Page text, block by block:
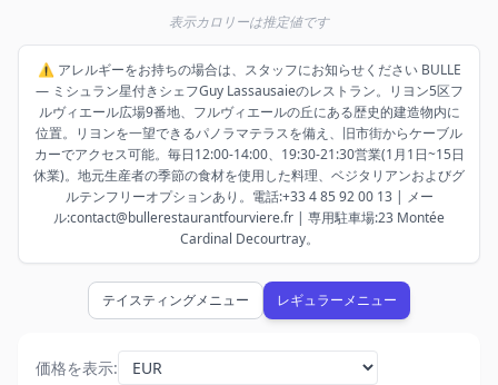
表示カロリーは推定値です
⚠️ アレルギーをお持ちの場合は、スタッフにお知らせください BULLE
— ミシュラン星付きシェフGuy Lassausaieのレストラン。リヨン5区フ
ルヴィエール広場9番地、フルヴィエールの丘にある歴史的建造物内に
位置。リヨンを一望できるパノラマテラスを備え、旧市街からケーブル
カーでアクセス可能。毎日12:00-14:00、19:30-21:30営業(1月1日~15日
休業)。地元生産者の季節の食材を使用した料理、ベジタリアンおよびグ
ルテンフリーオプションあり。電話:+33 4 85 92 00 13 | メー
ル:contact@bullerestaurantfourviere.fr | 専用駐車場:23 Montée
Cardinal Decourtray。
テイスティングメニュー レギュラーメニュー
価格を表示: